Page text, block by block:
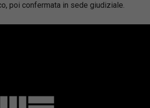
poi confermata in sede giudiziale.